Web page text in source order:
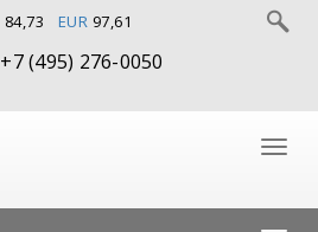
84,73 EUR 97,61
+7 (495) 276-0050